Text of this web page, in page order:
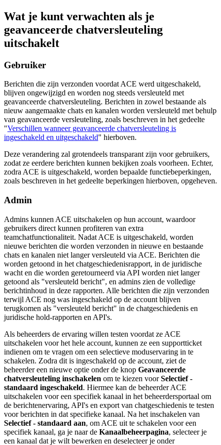
Wat je kunt verwachten als je
geavanceerde chatversleuteling
uitschakelt
Gebruiker
Berichten die zijn verzonden voordat ACE werd uitgeschakeld,
blijven ongewijzigd en worden nog steeds versleuteld met
geavanceerde chatversleuteling. Berichten in zowel bestaande als
nieuw aangemaakte chats en kanalen worden versleuteld met behulp
van geavanceerde versleuteling, zoals beschreven in het gedeelte
"Verschillen wanneer geavanceerde chatversleuteling is
ingeschakeld en uitgeschakeld" hierboven.
Deze verandering zal grotendeels transparant zijn voor gebruikers,
zodat ze eerdere berichten kunnen bekijken zoals voorheen. Echter,
zodra ACE is uitgeschakeld, worden bepaalde functiebeperkingen,
zoals beschreven in het gedeelte beperkingen hierboven, opgeheven.
Admin
Admins kunnen ACE uitschakelen op hun account, waardoor
gebruikers direct kunnen profiteren van extra
teamchatfunctionaliteit. Nadat ACE is uitgeschakeld, worden
nieuwe berichten die worden verzonden in nieuwe en bestaande
chats en kanalen niet langer versleuteld via ACE. Berichten die
worden getoond in het chatgeschiedenisrapport, in de juridische
wacht en die worden geretourneerd via API worden niet langer
getoond als "versleuteld bericht", en admins zien de volledige
berichtinhoud in deze rapporten. Alle berichten die zijn verzonden
terwijl ACE nog was ingeschakeld op de account blijven
terugkomen als "versleuteld bericht" in de chatgeschiedenis en
juridische hold-rapporten en API's.
Als beheerders de ervaring willen testen voordat ze ACE
uitschakelen voor het hele account, kunnen ze een supportticket
indienen om te vragen om een selectieve moduservaring in te
schakelen. Zodra dit is ingeschakeld op de account, ziet de
beheerder een nieuwe optie onder de knop Geavanceerde
chatversleuteling inschakelen om te kiezen voorSelectief -
standaard ingeschakeld. Hiermee kan de beheerder ACE
uitschakelen voor een specifiek kanaal in het beheerdersportaal om
de berichtenervaring, API's en export van chatgeschiedenis te testen
voor berichten in dat specifieke kanaal. Na het inschakelen van
Selectief - standaard aan, om ACE uit te schakelen voor een
specifiek kanaal, ga je naar de Kanaalbeheerpagina, selecteer je
een kanaal dat je wilt bewerken en deselecteer je onder